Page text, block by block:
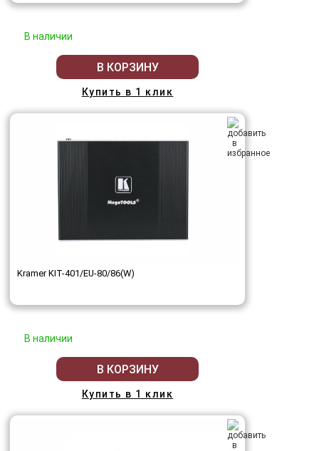
В наличии
В КОРЗИНУ
Купить в 1 клик
Kramer KIT-401/EU-80/86(W)
В наличии
В КОРЗИНУ
Купить в 1 клик